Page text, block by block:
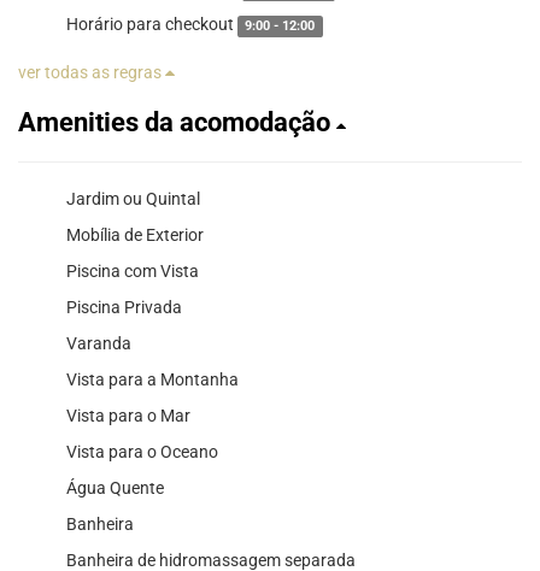
Horário para checkout 9:00 - 12:00
ver todas as regras
Amenities da acomodação
Jardim ou Quintal
Mobília de Exterior
Piscina com Vista
Piscina Privada
Varanda
Vista para a Montanha
Vista para o Mar
Vista para o Oceano
Água Quente
Banheira
Banheira de hidromassagem separada